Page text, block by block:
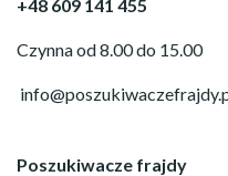
+48 609 141 455
Czynna od 8.00 do 15.00
Poszukiwacze frajdy